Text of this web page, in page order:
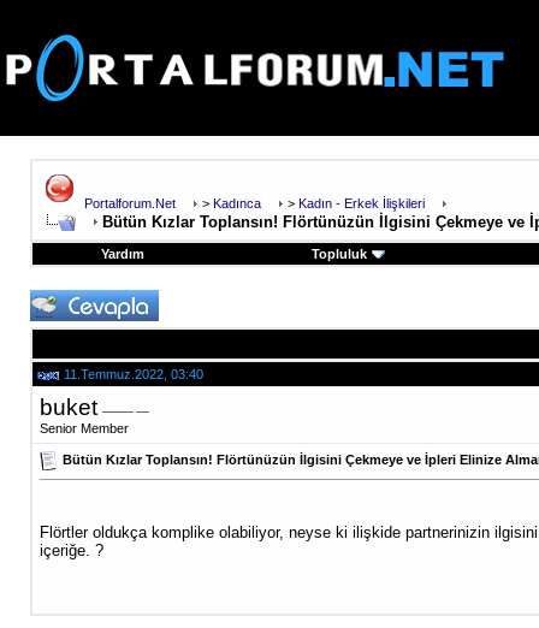
Portalforum.Net > Kadınca > Kadın - Erkek İlişkileri
Bütün Kızlar Toplansın! Flörtünüzün İlgisini Çekmeye ve
Yardım Topluluk
11.Temmuz.2022, 03:40
buket
Senior Member
Bütün Kızlar Toplansın! Flörtünüzün İlgisini Çekmeye ve İpleri Elinize
Flörtler oldukça komplike olabiliyor, neyse ki ilişkide partnerinizin
içeriğe. ?